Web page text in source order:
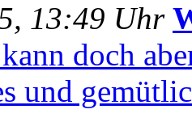
13:49 Uhr
doch
und